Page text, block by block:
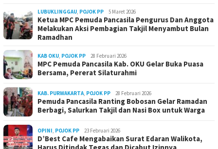
LUBUKLINGGAU POJOK PP 5 Maret 2026
Ketua MPC Pemuda Pancasila Pengurus Dan Anggota
Melakukan Aksi Pembagian Takjil Menyambut Bulan
Ramadhan
KAB OKU POJOK PP 28 Februari 2026
MPC Pemuda Pancasila Kab. OKU Gelar Buka Puasa
Bersama, Pererat Silaturahmi
KAB. PURWAKARTA POJOK PP 28 Februari 2026
Pemuda Pancasila Ranting Bobosan Gelar Ramadan
Berbagi, Salurkan Takjil dan Nasi Box untuk Warga
OPINI POJOK PP 23 Februari 2026
D’Best Cafe Mengabaikan Surat Edaran Walikota,
Harus Ditindak Tegas dan Dicabut Izinnya